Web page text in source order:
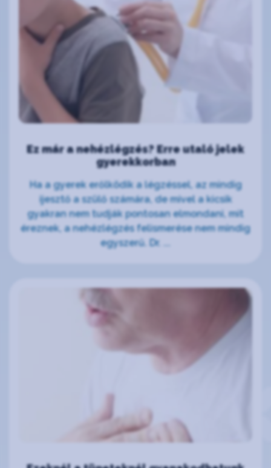
Ez már a nehézlégzés? Erre utaló jelek
gyerekkorban
Ha a gyerek erőlködik a légzéssel, az mindig
ijesztő a szülő számára, de mivel a kicsik
gyakran nem tudják pontosan elmondani, mit
éreznek, a nehézlégzés felismerése nem mindig
egyszerű. Dr. ...